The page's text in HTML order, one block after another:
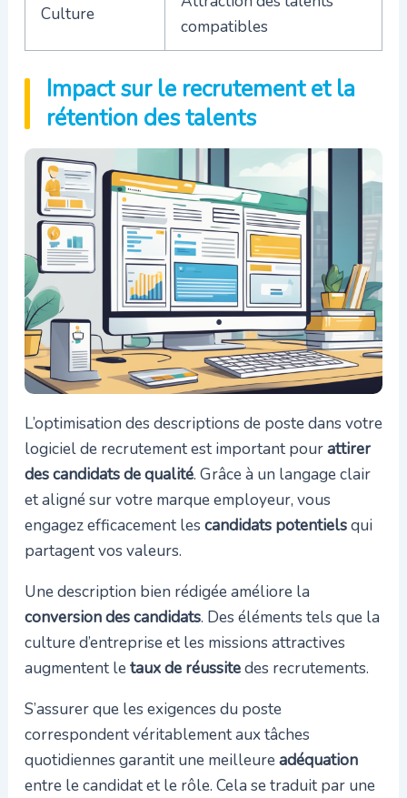
Culture
compatibles
Impact sur le recrutement et la
rétention des talents
L’optimisation des descriptions de poste dans votre
logiciel de recrutement est important pourattirer
des candidats de qualité. Grâce à un langage clair
et aligné sur votre marque employeur, vous
engagez efficacement les candidats potentielsqui
partagent vos valeurs.
Une description bien rédigée améliore la
conversion des candidats. Des éléments tels que la
culture d’entreprise et les missions attractives
augmentent letaux de réussitedes recrutements.
S’assurer que les exigences du poste
correspondent véritablement aux tâches
quotidiennes garantit une meilleureadéquation
entre le candidat et le rôle. Cela se traduit par une